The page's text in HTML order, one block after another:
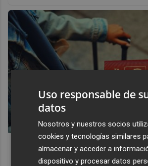
Pasaportes que abren puertas
Los pasaportes más poderosos del
Uso responsable de
datos
Nosotros y nuestros socios
cookies y tecnologías similares
almacenar y acceder a
dispositivo y procesar datos